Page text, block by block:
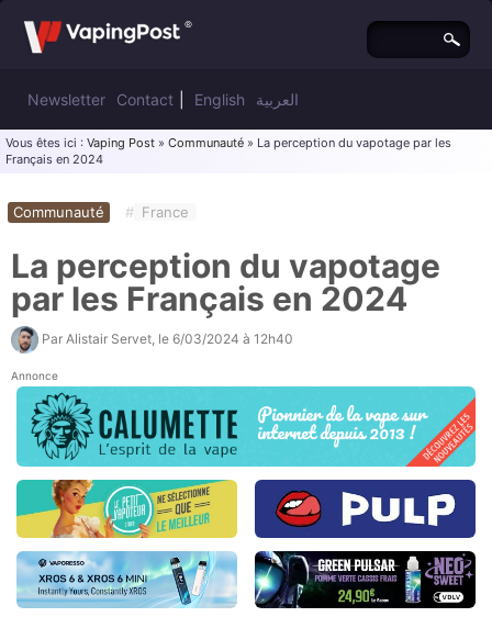
Newsletter Contact English العربية
Vous êtes ici : Vaping Post » Communauté » La perception du vapotage par les
Français en 2024
Communauté # France
La perception du vapotage
par les Français en 2024
Par Alistair Servet , le 6/03/2024 à 12h40
Annonce